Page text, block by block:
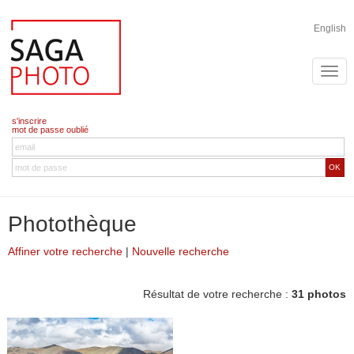
English
s'inscrire
mot de passe oublié
OK
Photothèque
Affiner votre recherche | Nouvelle recherche
Résultat de votre recherche : 31 photos